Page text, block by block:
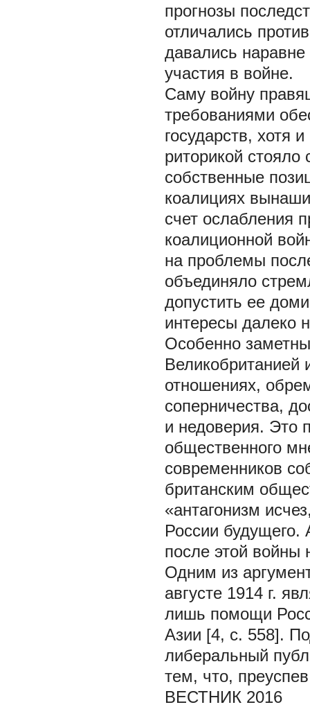
прогнозы
отличались
давались
участия в войне.
Саму войну
требованиями
государств, хотя
риторикой стояло
собственные
коалициях
счет ослабления
коалиционной
на проблемы
объединяло
допустить ее
интересы далеко
Особенно
Великобританией
отношениях,
соперничества,
и недоверия. Это
общественного
современников
британским
«антагонизм
России будущего.
после этой войны
Одним из
августе 1914 г.
лишь помощи
Азии [4, с. 558].
либеральный
тем, что,
ВЕСТНИК 2016